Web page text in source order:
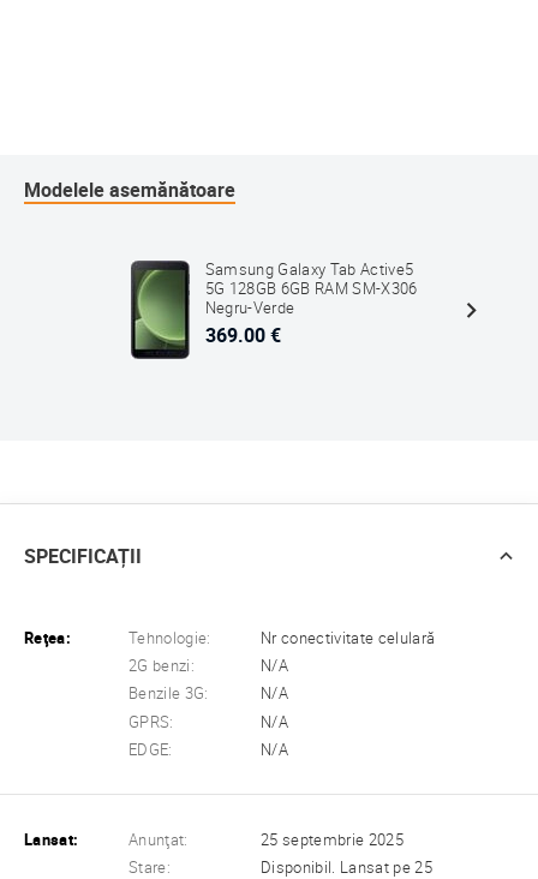
Modelele asemănătoare
Samsung Galaxy Tab Active5
5G 128GB 6GB RAM SM-X306
Negru-Verde
369.00 €
SPECIFICAȚII
Reţea: Tehnologie:
Nr conectivitate celulară
2G benzi:
N/A
Benzile 3G:
N/A
GPRS:
N/A
EDGE:
N/A
Lansat: Anunţat:
25 septembrie 2025
Stare:
Disponibil. Lansat pe 25